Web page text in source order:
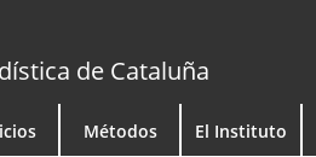
de Cataluña
Métodos El Instituto